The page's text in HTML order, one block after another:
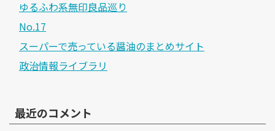
ゆるふわ系無印良品巡り
No.17
スーパーで売っている醤油のまとめサイト
政治情報ライブラリ
最近のコメント